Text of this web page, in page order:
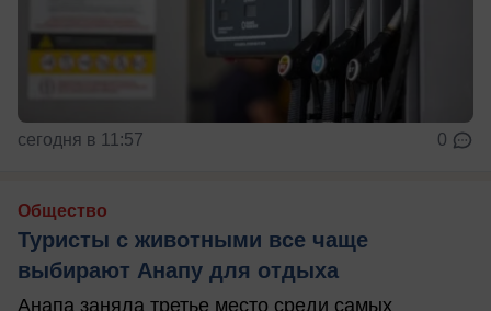
сегодня в 11:57 0
Общество
Туристы с животными все чаще
выбирают Анапу для отдыха
Анапа заняла третье место среди самых